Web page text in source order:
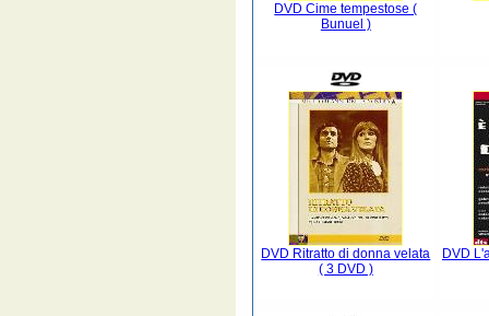
DVD Cime tempestose (
Bunuel )
DVD Ritratto di donna velata
( 3 DVD )
DVD